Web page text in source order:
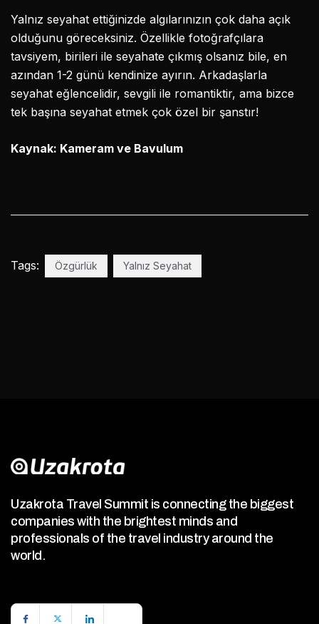
Yalnız seyahat ettiğinizde algılarınızın çok daha açık
olduğunu göreceksiniz. Özellikle fotoğrafçılara
tavsiyem, birileri ile seyahate çıkmış olsanız bile, en
azından 1-2 günü kendinize ayırın. Arkadaşlarla
seyahat eğlencelidir, sevgili ile romantiktir, ama bizce
tek başına seyahat etmek çok özel bir şanstır!
Kaynak: Kameram ve Bavulum
Tags: Özgürlük Yalnız Seyahat
Uzakrota Travel Summit is connecting the biggest
companies with the brightest minds and
professionals of the travel industry around the
world.